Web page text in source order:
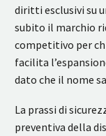
diritti esclusivi su
subito il marchio
competitivo per
facilita
dato che il nome
La prassi di
preventiva della